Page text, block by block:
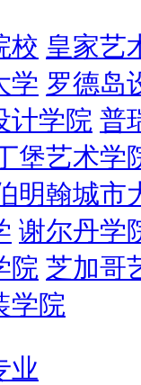
校 皇家艺
学 罗德岛
计学院 普
堡艺术学
明翰城市
谢尔丹学
院 芝加哥
学院
业